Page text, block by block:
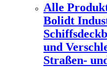
Alle
Bolidt
und
Straßen-